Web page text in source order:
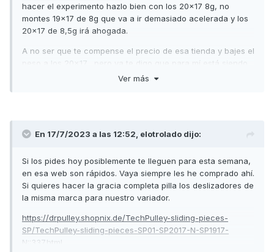
hacer el experimento hazlo bien con los 20x17 8g, no
montes 19x17 de 8g que va a ir demasiado acelerada y los
20x17 de 8,5g irá ahogada.
A no ser que te compense el precio de esa tienda y bajes el
peso a los 20x17... pero ya te digo que para mí está siendo
un incordio bajar el peso. Hoy me ha llegado una amoladora
por lo menos he comprado una herramienta que me servirá
Ver más
En 17/7/2023 a las 12:52, elotrolado dijo:
Si los pides hoy posiblemente te lleguen para esta semana,
en esa web son rápidos. Vaya siempre les he comprado ahí.
Si quieres hacer la gracia completa pilla los deslizadores de
la misma marca para nuestro variador.
https://drpulley.shopnix.de/TechPulley-sliding-pieces-
SP/TechPulley-sliding-pieces-SP01-SP2017-N-SP1917-
N::337.html